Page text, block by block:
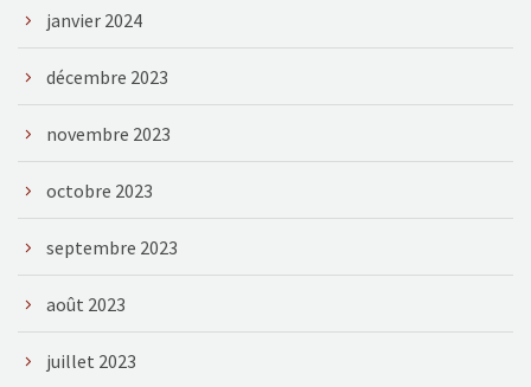
janvier 2024
décembre 2023
novembre 2023
octobre 2023
septembre 2023
août 2023
juillet 2023